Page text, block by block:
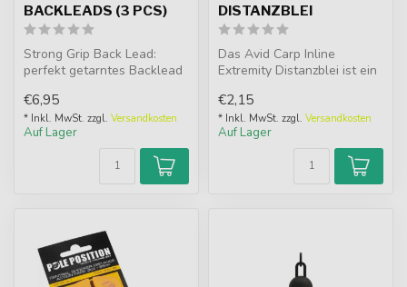
BACKLEADS (3 PCS)
Strong Grip Back Lead:
perfekt getarntes Backlead
Gleitdesign....
€6,95
* Inkl. MwSt. zzgl. Versandkosten
Auf Lager
DISTANZBLEI
Das Avid Carp Inline
Extremity Distanzblei ist ein
Blei...
€2,15
* Inkl. MwSt. zzgl. Versandkosten
Auf Lager